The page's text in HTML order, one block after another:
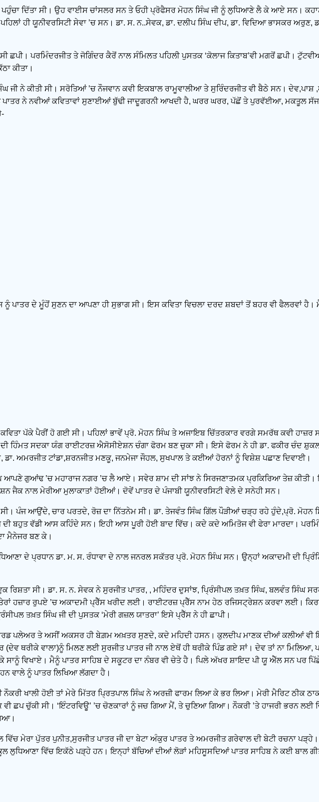
ਪਹੁੰਚਾ ਦਿੱਤਾ ਸੀ। ਉਹ ਵਾਈਸ ਚਾਂਸਲਰ ਸਨ ਤੇ ਓਹੀ ਪ੍ਰੋਫੈਸਰ ਮੋਹਨ ਸਿੰਘ ਜੀ ਨੂੰ ਲੁਧਿਆਣੇ ਲੈ ਕੇ ਆਏ ਸਨ।
ਹੀ ਯੂਨੀਵਰਸਿਟੀ ਸੇਵਾ ’ਚ ਸਨ। ਡਾ. ਸ. ਨ..ਸੇਵਕ, ਡਾ. ਦਲੀਪ ਸਿੰਘ ਦੀਪ, ਡਾ. ਵਿਦਿਆ ਭਾਸਕਰ ਅਰੁਣ,
ਛਪੀ। ਪਰਮਿੰਦਰਜੀਤ ਤੇ ਜੋਗਿੰਦਰ ਕੈਰੋਂ ਨਾਲ ਸੰਮਿਲਤ ਪਹਿਲੀ ਪੁਸਤਕ ‘ਕੋਲਾਜ ਕਿਤਾਬ’ਵੀ ਮਗਰੋਂ ਛਪੀ।
ਕੀਤਾ।
ਜੀ ਨੇ ਕੀਤੀ ਸੀ। ਸਰੋਤਿਆਂ ’ਚ ਨੌਜਵਾਨ ਕਵੀ ਇਕਬਾਲ ਰਾਮੂਵਾਲੀਆ ਤੇ ਸੁਰਿੰਦਰਜੀਤ ਵੀ ਬੈਠੇ ਸਨ।
ਪਾਤਰ ਨੇ ਨਵੀਆਂ ਕਵਿਤਾਵਾਂ ਸੁਣਾਈਆਂ ਬੁੱਢੀ ਜਾਦੂਗਰਨੀ ਆਖਦੀ ਹੈ, ਘਰਰ ਘਰਰ, ਪੱਛੋਂ ਤੇ ਪੁਰਵੱਈਆ, ਮਕਤੂਲ
ਨੂੰ ਪਾਤਰ ਦੇ ਮੂੰਹੋਂ ਸੁਣਨ ਦਾ ਆਪਣਾ ਹੀ ਸੁਭਾਗ ਸੀ। ਇਸ ਕਵਿਤਾ ਵਿਚਲਾ ਦਰਦ ਸ਼ਬਦਾਂ ਤੋਂ ਬਹਰ ਵੀ ਫੈਲਰਵਾਂ
ਪੱਕੇ ਪੈਰੀਂ ਹੋ ਗਈ ਸੀ। ਪਹਿਲਾਂ ਭਾਵੇਂ ਪ੍ਰੋ. ਮੋਹਨ ਸਿੰਘ ਤੇ ਅਜਾਇਬ ਚਿੱਤਰਕਾਰ ਵਰਗੇ ਸਮਰੱਥ ਕਵੀ
ਦੀ ਹਿੰਮਤ ਸਦਕਾ ਯੰਗ ਰਾਈਟਰਜ਼ ਐਸੋਸੀਏਸ਼ਨ ਚੰਗਾ ਫੋਰਮ ਬਣ ਚੁਕਾ ਸੀ। ਇਸੇ ਫੋਰਮ ਨੇ ਹੀ ਡਾ. ਫਕੀਰ ਚੰਦ
ਡਾ. ਅਮਰਜੀਤ ਟਾਂਡਾ,ਸ਼ਰਨਜੀਤ ਮਣਕੂ, ਜਨਮੇਜਾ ਜੌਹਲ, ਸੁਖਪਾਲ ਤੇ ਕਈਆਂ ਹੋਰਨਾਂ ਨੂੰ ਵਿਸ਼ੇਸ਼ ਪਛਾਣ ਦਿਵਾਈ।
ਗੁਆਂਢ ’ਚ ਮਹਾਰਾਜ ਨਗਰ ’ਚ ਲੈ ਆਏ। ਸਵੇਰ ਸ਼ਾਮ ਦੀ ਸਾਂਝ ਨੇ ਸਿਰਜਣਾਤਮਕ ਪ੍ਰਕਿਰਿਆ ਤੇਜ਼ ਕੀਤੀ।
ਜੈਕ ਨਾਲ ਮੇਰੀਆ ਮੁਲਾਕਾਤਾਂ ਹੋਈਆਂ। ਦੋਵੇਂ ਪਾਤਰ ਦੇ ਪੰਜਾਬੀ ਯੂਨੀਵਰਸਿਟੀ ਵੇਲੇ ਦੇ ਸਨੇਹੀ ਸਨ।
ਸੀ। ਪੰਜ ਆਉਂਦੇ, ਚਾਰ ਪਰਤਦੇ, ਰੋਜ਼ ਦਾ ਨਿੱਤਨੇਮ ਸੀ। ਡਾ. ਤੇਜਵੰਤ ਸਿੰਘ ਗਿੱਲ ਪੌੜੀਆਂ ਚੜ੍ਹ ਰਹੇ ਹੁੰਦੇ,ਪ੍ਰੋ. ਮੋਹਨ
ਦੀ ਬਹੁਤ ਵੱਡੀ ਆਸ ਕਹਿੰਦੇ ਸਨ। ਇਹੀ ਆਸ ਪੂਰੀ ਹੋਈ ਬਾਦ ਵਿੱਚ। ਕਦੇ ਕਦੇ ਅਮਿਤੋਜ ਵੀ ਫੇਰਾ ਮਾਰਦਾ।
ਮੈਨੇਜਰ ਬਣ ਕੇ।
ਦੇ ਪ੍ਰਧਾਨ ਡਾ. ਮ. ਸ. ਰੰਧਾਵਾ ਦੇ ਨਾਲ ਜਨਰਲ ਸਕੱਤਰ ਪ੍ਰੋ. ਮੋਹਨ ਸਿੰਘ ਸਨ। ਉਨ੍ਹਾਂ ਅਕਾਦਮੀ ਦੀ
ਰਿਸ਼ਤਾ ਸੀ। ਡਾ. ਸ. ਨ. ਸੇਵਕ ਨੇ ਸੁਰਜੀਤ ਪਾਤਰ, , ਮਹਿੰਦਰ ਦੁਸਾਂਝ, ਪ੍ਰਿੰਸੀਪਲ ਤਖ਼ਤ ਸਿੰਘ, ਬਲਵੰਤ ਸਿੰਘ
ਹਜ਼ਾਰ ਰੁਪਏ ’ਚ ਅਕਾਦਮੀ ਪ੍ਰੈੱਸ ਖਰੀਦ ਲਈ। ਰਾਈਟਰਜ਼ ਪ੍ਰੈੱਸ ਨਾਮ ਹੇਠ ਰਜਿਸਟ੍ਰੇਸ਼ਨ ਕਰਵਾ ਲਈ।
ਤਖ਼ਤ ਸਿੰਘ ਜੀ ਦੀ ਪੁਸਤਕ ‘ਮੇਰੀ ਗਜ਼ਲ ਯਾਤਰਾ’ ਇਸੇ ਪ੍ਰੈੱਸ ਨੇ ਹੀ ਛਾਪੀ।
ਪਲੇਅਰ ਤੇ ਅਸੀਂ ਅਕਸਰ ਹੀ ਬੇਗ਼ਮ ਅਖ਼ਤਰ ਸੁਣਦੇ, ਕਦੇ ਮਹਿਦੀ ਹਸਨ। ਕੁਲਦੀਪ ਮਾਣਕ ਦੀਆਂ ਕਲੀਆਂ
ਥਰੀਕੇ ਵਾਲਾ)ਨੂੰ ਮਿਲਣ ਲਈ ਸੁਰਜੀਤ ਪਾਤਰ ਜੀ ਨਾਲ ਏਥੋਂ ਹੀ ਥਰੀਕੇ ਪਿੰਡ ਗਏ ਸਾਂ। ਦੇਵ ਤਾਂ ਨਾ ਮਿਲਿਆ,
ਸਾਨੂੰ ਵਿਖਾਏ। ਮੈਨੂੰ ਪਾਤਰ ਸਾਹਿਬ ਦੇ ਸਕੂਟਰ ਦਾ ਨੰਬਰ ਵੀ ਚੇਤੇ ਹੈ। ਪਿਲੇ ਅੱਖਰ ਸ਼ਾਇਦ ਪੀ ਯੂ ਐੱਲ ਸਨ ਪਰ
ਵਾਲੇ ਨੂੰ ਪਾਤਰ ਲਿਖਿਆ ਲੱਗਦਾ ਹੈ।
ਨੌਕਰੀ ਖਾਲੀ ਹੋਈ ਤਾਂ ਮੇਰੇ ਮਿੱਤਰ ਪ੍ਰਿਤਪਾਲ ਸਿੰਘ ਨੇ ਅਰਜ਼ੀ ਫਾਰਮ ਲਿਆ ਕੇ ਭਰ ਲਿਆ। ਮੇਰੀ ਮੈਰਿਟ ਠੀਕ
ਵੀ ਛਪ ਚੁੱਕੀ ਸੀ। ‘ਇੰਟਰਵਿਊ’ ’ਚ ਚੋਣਕਾਰਾਂ ਨੂੰ ਜਚ ਗਿਆ ਮੈਂ, ਤੇ ਚੁਣਿਆ ਗਿਆ। ਨੌਕਰੀ ’ਤੇ ਹਾਜਰੀ ਭਰਨ
ਮੇਰਾ ਪੁੱਤਰ ਪੁਨੀਤ,ਸੁਰਜੀਤ ਪਾਤਰ ਜੀ ਦਾ ਬੇਟਾ ਅੰਕੁਰ ਪਾਤਰ ਤੇ ਅਮਰਜੀਤ ਗਰੇਵਾਲ ਦੀ ਬੇਟੀ ਰਚਨਾ
ਲੁਧਿਆਣਾ ਵਿੱਚ ਇਕੱਠੇ ਪੜ੍ਹੇ ਹਨ। ਇਨ੍ਹਾਂ ਬੱਚਿਆਂ ਦੀਆਂ ਲੋੜਾਂ ਮਹਿਸੂਸਦਿਆਂ ਪਾਤਰ ਸਾਹਿਬ ਨੇ ਕਈ ਬਾਲ